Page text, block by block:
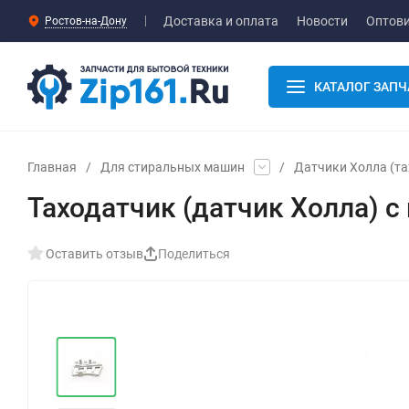
Ростов-на-Дону Доставка и оплата Новости
КАТАЛОГ
Главная / Для стиральных машин / Датчики Холла
Таходатчик (датчик Холла)
Оставить отзыв Поделиться